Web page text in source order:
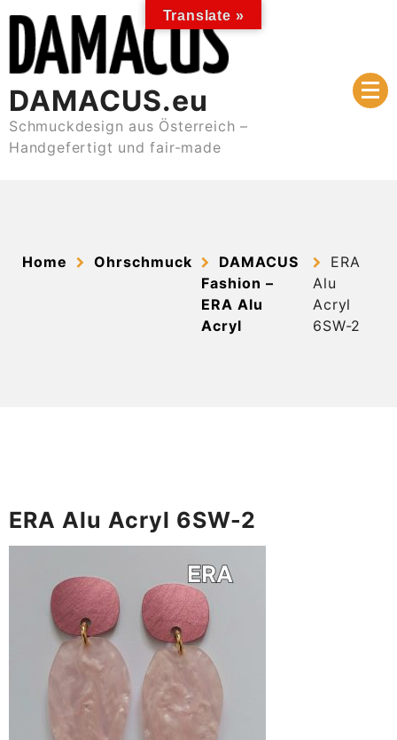
content
DAMACUS.eu
Schmuckdesign aus Österreich –
Handgefertigt und fair-made
Home Ohrschmuck
DAMACUS
Fashion –
ERA Alu
Acryl
ERA
Alu
Acryl
6SW-2
ERA Alu Acryl 6SW-2
Translate »